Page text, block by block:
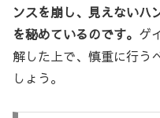
ンスを崩し、見えないハ
を秘めているのです。 ゲ
解した上で、慎重に行う
しょう。